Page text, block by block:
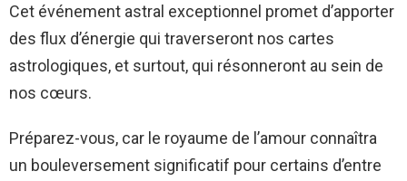
Cet événement astral exceptionnel promet d’apporter
des flux d’énergie qui traverseront nos cartes
astrologiques, et surtout, qui résonneront au sein de
nos cœurs.
Préparez-vous, car le royaume de l’amour connaîtra
un bouleversement significatif pour certains d’entre